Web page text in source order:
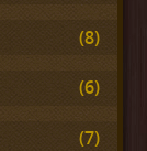
(8)
(6)
(7)